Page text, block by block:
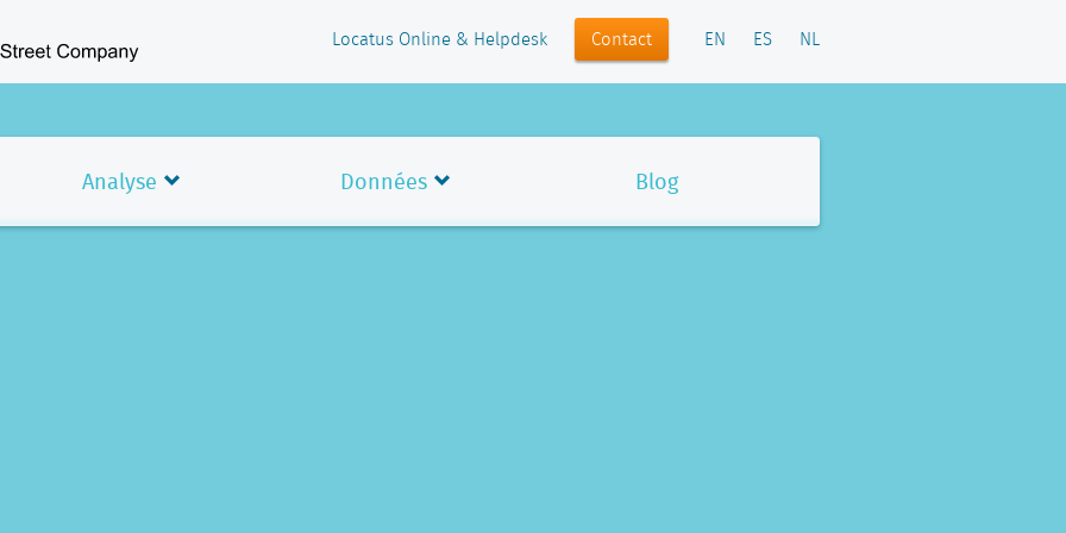
Locatus Online & Helpdesk Contact EN ES NL
Analyse Données Blog